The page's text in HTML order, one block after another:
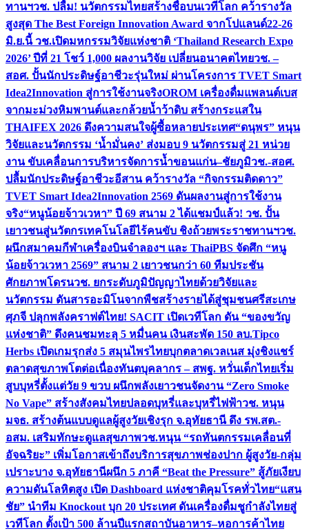
ทานฯวช. ปลื้ม! นวัตกรรมไทยสร้างชื่อบนเวทีโลก คว้ารางวัล
สูงสุด The Best Foreign Innovation Award จากโปแลนด์22-26
มิ.ย.นี้ วช.เปิดมหกรรมวิจัยแห่งชาติ ‘Thailand Research Expo
2026’ ปีที่ 21 โชว์ 1,000 ผลงานวิจัย เปลี่ยนอนาคตไทยวช. –
สอศ. ปั้นนักประดิษฐ์อาชีวะรุ่นใหม่ ผ่านโครงการ TVET Smart
Idea2Innovation สู่การใช้งานจริงOROM เครื่องดื่มแพลนต์เบส
จากมะม่วงหิมพานต์และกล้วยน้ำว้าดิบ สร้างกระแสใน
THAIFEX 2026 ดึงความสนใจผู้ซื้อหลายประเทศ“ดนุพร” หนุน
วิจัยและนวัตกรรม ‘น้ำมั่นคง’ ส่งมอบ 9 นวัตกรรมสู่ 21 หน่วย
งาน ขับเคลื่อนการบริหารจัดการน้ำขอนแก่น–ชัยภูมิวช.-สอศ.
ปลื้มนักประดิษฐ์อาชีวะอีสาน คว้ารางวัล “กิจกรรมติดดาว”
TVET Smart Idea2Innovation 2569 ดันผลงานสู่การใช้งาน
จริง“หนูน้อยจ้าวเวหา” ปี 69 สนาม 2 ได้แชมป์แล้ว! วช. ปั้น
เยาวชนสู่นวัตกรเทคโนโลยีไร้คนขับ ชิงถ้วยพระราชทานฯวช.
ผนึกสมาคมกีฬาเครื่องบินจำลองฯ และ ThaiPBS จัดศึก “หนู
น้อยจ้าวเวหา 2569” สนาม 2 เยาวชนกว่า 60 ทีมประชัน
ศักยภาพโดรนวช. ยกระดับภูมิปัญญาไทยด้วยวิจัยและ
นวัตกรรม ดันสารอะมิโนจากพืชสร้างรายได้สู่ชุมชนศรีสะเกษ
ศุภจี ปลุกพลังคราฟต์ไทย! SACIT เปิดเวทีโลก ดัน “ของขวัญ
แห่งชาติ” ดึงคนชมทะลุ 5 หมื่นคน เงินสะพัด 150 ลบ.Tipco
Herbs เปิดเกมรุกส่ง 5 สมุนไพรไทยบุกตลาดเวลเนส มุ่งชิงแชร์
ตลาดสุขภาพโตต่อเนื่องทันตบุคลากร – สพฐ. หวั่นเด็กไทยเริ่ม
สูบบุหรี่ตั้งแต่วัย 9 ขวบ ผนึกพลังเยาวชนจัดงาน “Zero Smoke
No Vape” สร้างสังคมไทยปลอดบุหรี่และบุหรี่ไฟฟ้าวช. หนุน
มจธ. สร้างต้นแบบดูแลผู้สูงวัยเชิงรุก จ.อุทัยธานี ดึง รพ.สต.-
อสม. เสริมทักษะดูแลสุขภาพวช.หนุน “รถทันตกรรมเคลื่อนที่
อัจฉริยะ” เพิ่มโอกาสเข้าถึงบริการสุขภาพช่องปาก ผู้สูงวัย-กลุ่ม
เปราะบาง จ.อุทัยธานีผนึก 5 ภาคี “Beat the Pressure” สู้ภัยเงียบ
ความดันโลหิตสูง เปิด Dashboard แห่งชาติคุมโรคทั่วไทย“แสน
ชัย” นำทีม Knockout บุก 20 ประเทศ ดันเครื่องดื่มชูกำลังไทยสู่
เวทีโลก ตั้งเป้า 500 ล้านปีแรกสถาบันอาหาร–หอการค้าไทย